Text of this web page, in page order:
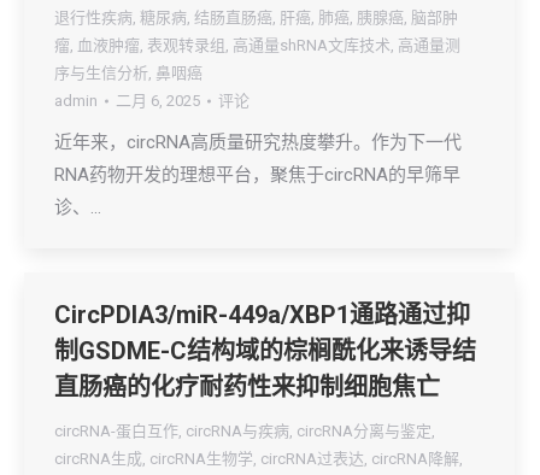
退行性疾病, 糖尿病, 结肠直肠癌, 肝癌, 肺癌, 胰腺癌, 脑部肿
瘤, 血液肿瘤, 表观转录组 , 高通量shRNA文库技术, 高通量测
序与生信分析, 鼻咽癌
admin
二月 6, 2025 评论
近年来，circRNA高质量研究热度攀升。作为下一代
RNA药物开发的理想平台，聚焦于circRNA的早筛早
诊、…
CircPDIA3/miR-449a/XBP1通路通过抑
制GSDME-C结构域的棕榈酰化来诱导结
直肠癌的化疗耐药性来抑制细胞焦亡
circRNA-蛋白互作, circRNA与疾病, circRNA分离与鉴定,
circRNA生成, circRNA生物学, circRNA过表达, circRNA降解,